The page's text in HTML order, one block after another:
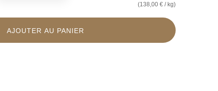
(138,00 € / kg)
AJOUTER AU PANIER